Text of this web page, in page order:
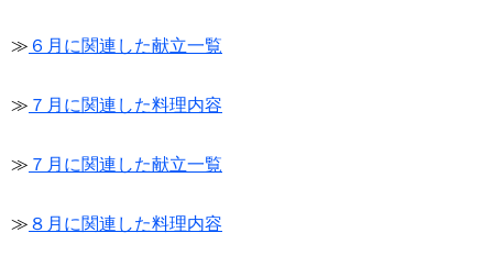
≫ ６月に関連した献立一覧
≫ ７月に関連した料理内容
≫ ７月に関連した献立一覧
≫ ８月に関連した料理内容